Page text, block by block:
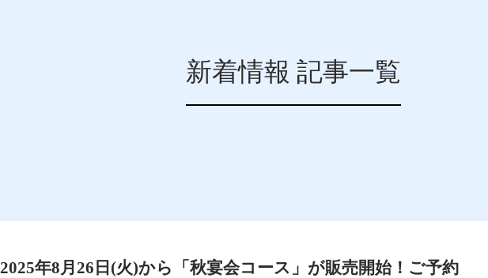
新着情報 記事一覧
2025年8月26日(火)から「秋宴会コース」が販売開始！ご予約